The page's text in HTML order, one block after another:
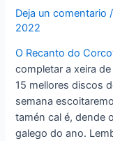
Deja un comentario
2022
O Recanto do
completar a xeira
15 mellores discos
semana
tamén cal é, dende
galego do ano.